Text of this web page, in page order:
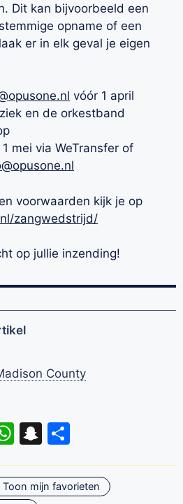
Dit kan bijvoorbeeld een
opname of een
er in elk geval je eigen
vóór 1 april
en de orkestband
mei via WeTransfer of
voorwaarden kijk je op
zangwedstrijd/
op jullie inzending!
County
WhatsApp
Snapchat
Toon mijn favorieten